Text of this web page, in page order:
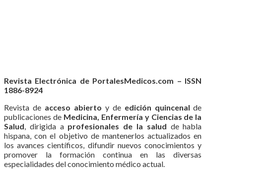
Revista Electrónica de PortalesMedicos.com – ISSN
1886-8924
Revista de acceso abierto y de edición quincenal de
publicaciones de Medicina, Enfermería y Ciencias de la
Salud, dirigida a profesionales de la salud de habla
hispana, con el objetivo de mantenerlos actualizados en
los avances científicos, difundir nuevos conocimientos y
promover la formación continua en las diversas
especialidades del conocimiento médico actual.